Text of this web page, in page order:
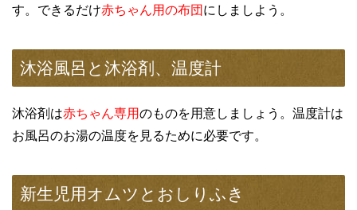
す。できるだけ赤ちゃん用の布団 にしましよう。
沐浴風呂と沐浴剤、温度計
沐浴剤は赤ちゃん専用のものを用意しましょう。温度計は
お風呂のお湯の温度を見るために必要です。
新生児用オムツとおしりふき